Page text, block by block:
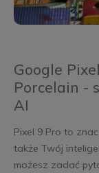
Google
Porcelain -
AI
Pixel 9 Pro to
także Twój
możesz zadać